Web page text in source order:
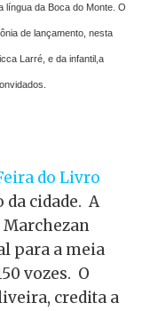
língua da Boca do Monte. O
de lançamento, nesta
Larré, e da infantil,a
do Livro
cidade. A
Marchezan
para a meia
vozes. O
credita a